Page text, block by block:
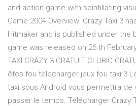
and action game with scintillating
Game 2004 Overview. Crazy Taxi 3
Hitmaker and is published under the
game was released on 26 th February,
TAXI CRAZY 3 GRATUIT CLUBIC
êtes fou telecharger jeux fou taxi 3
taxi sous Android vous permettra de
passer le temps. Télécharger Crazy